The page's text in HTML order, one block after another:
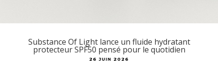
Substance Of Light lance un fluide hydratant
protecteur SPF50 pensé pour le quotidien
26 JUIN 2026